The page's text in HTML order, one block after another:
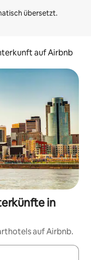
auf Airbnb
in
auf Airbnb.